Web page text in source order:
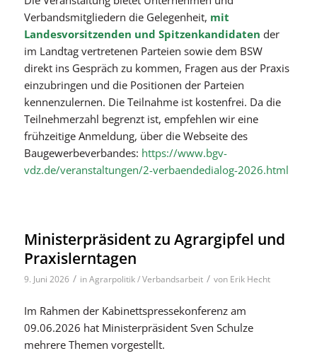
Verbandsmitgliedern die Gelegenheit, mit
Landesvorsitzenden und Spitzenkandidaten der
im Landtag vertretenen Parteien sowie dem BSW
direkt ins Gespräch zu kommen, Fragen aus der Praxis
einzubringen und die Positionen der Parteien
kennenzulernen. Die Teilnahme ist kostenfrei. Da die
Teilnehmerzahl begrenzt ist, empfehlen wir eine
frühzeitige Anmeldung, über die Webseite des
Baugewerbeverbandes: https://www.bgv-
vdz.de/veranstaltungen/2-verbaendedialog-2026.html
Ministerpräsident zu Agrargipfel und
Praxislerntagen
9. Juni 2026 / inAgrarpolitik / Verbandsarbeit / von Erik Hecht
Im Rahmen der Kabinettspressekonferenz am
09.06.2026 hat Ministerpräsident Sven Schulze
mehrere Themen vorgestellt.